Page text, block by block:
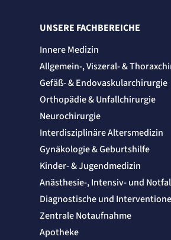
UNSERE FACHBEREICHE
Innere Medizin
Allgemein-, Viszeral- &
Gefäß- & Endovaskularchirurgie
Orthopädie & Unfallchirurgie
Neurochirurgie
Interdisziplinäre Altersmedizin
Gynäkologie & Geburtshilfe
Kinder- & Jugendmedizin
Anästhesie-, Intensiv- und
Diagnostische und
Zentrale Notaufnahme
Apotheke